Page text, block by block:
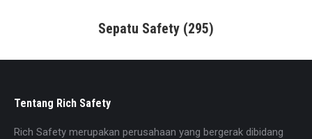
Sepatu Safety (295)
Tentang Rich Safety
Rich Safety merupakan perusahaan yang bergerak dibidang